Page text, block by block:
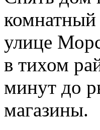
комнатный
улице
в тихом
минут до
магазины.